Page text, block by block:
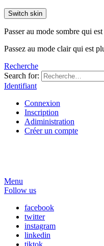
Switch skin
Passer au mode sombre qui
Passez au mode clair qui est
Recherche
Search for:
Identifiant
Connexion
Inscription
Adiministration
Créer un compte
Menu
Follow us
facebook
twitter
instagram
linkedin
tiktok